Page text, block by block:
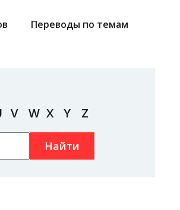
Переводы по темам
V W X Y Z
Найти